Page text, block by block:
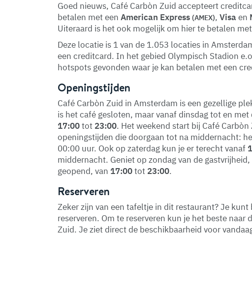
Goed nieuws, Café Carbòn Zuid accepteert
betalen met een American Express (AMEX), Visa en
Uiteraard is het ook mogelijk om hier te betalen
Deze locatie is 1 van de 1.053 locaties in
een creditcard. In het gebied Olympisch Stadion
hotspots gevonden waar je kan betalen met een
Openingstijden
Café Carbòn Zuid in Amsterdam is een gezellige
is het café gesloten, maar vanaf dinsdag tot en
17:00tot 23:00. Het weekend start bij Café
openingstijden die doorgaan tot na middernacht:
00:00 uur. Ook op zaterdag kun je er terecht vanaf
middernacht. Geniet op zondag van de
geopend, van 17:00tot 23:00.
Reserveren
Zeker zijn van een tafeltje in dit restaurant? Je kunt
reserveren. Om te reserveren kun je het beste naar
Zuid. Je ziet direct de beschikbaarheid voor